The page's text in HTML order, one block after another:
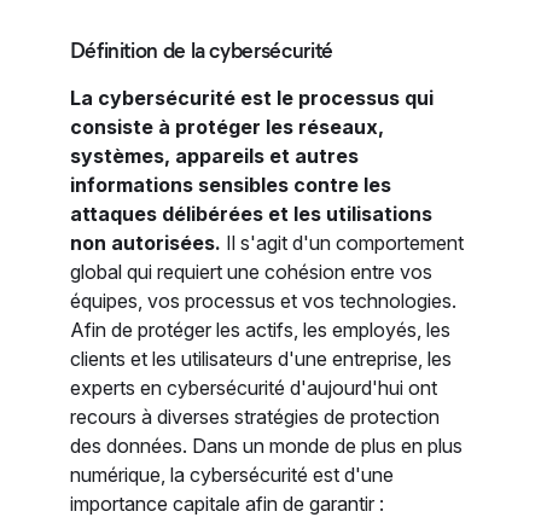
Définition de la cybersécurité
La cybersécurité est le processus qui
consiste à protéger les réseaux,
systèmes, appareils et autres
informations sensibles contre les
attaques délibérées et les utilisations
non autorisées. Il s'agit d'un comportement
global qui requiert une cohésion entre vos
équipes, vos processus et vos technologies.
Afin de protéger les actifs, les employés, les
clients et les utilisateurs d'une entreprise, les
experts en cybersécurité d'aujourd'hui ont
recours à diverses stratégies de protection
des données. Dans un monde de plus en plus
numérique, la cybersécurité est d'une
importance capitale afin de garantir :